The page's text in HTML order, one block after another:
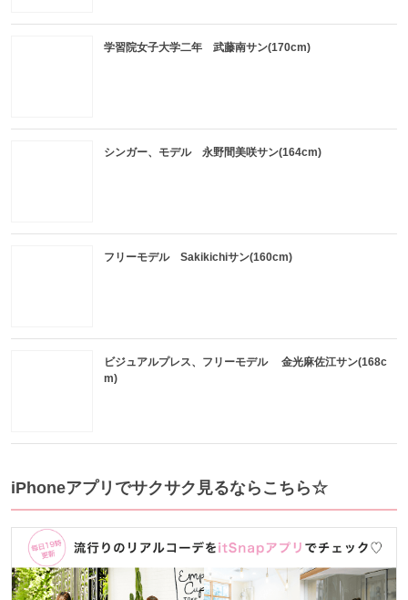
学習院女子大学二年 武藤南サン(170cm)
シンガー、モデル 永野間美咲サン(164cm)
フリーモデル Sakikichiサン(160cm)
ビジュアルプレス、フリーモデル 金光麻佐江サン(168c
m)
iPhoneアプリでサクサク見るならこちら☆